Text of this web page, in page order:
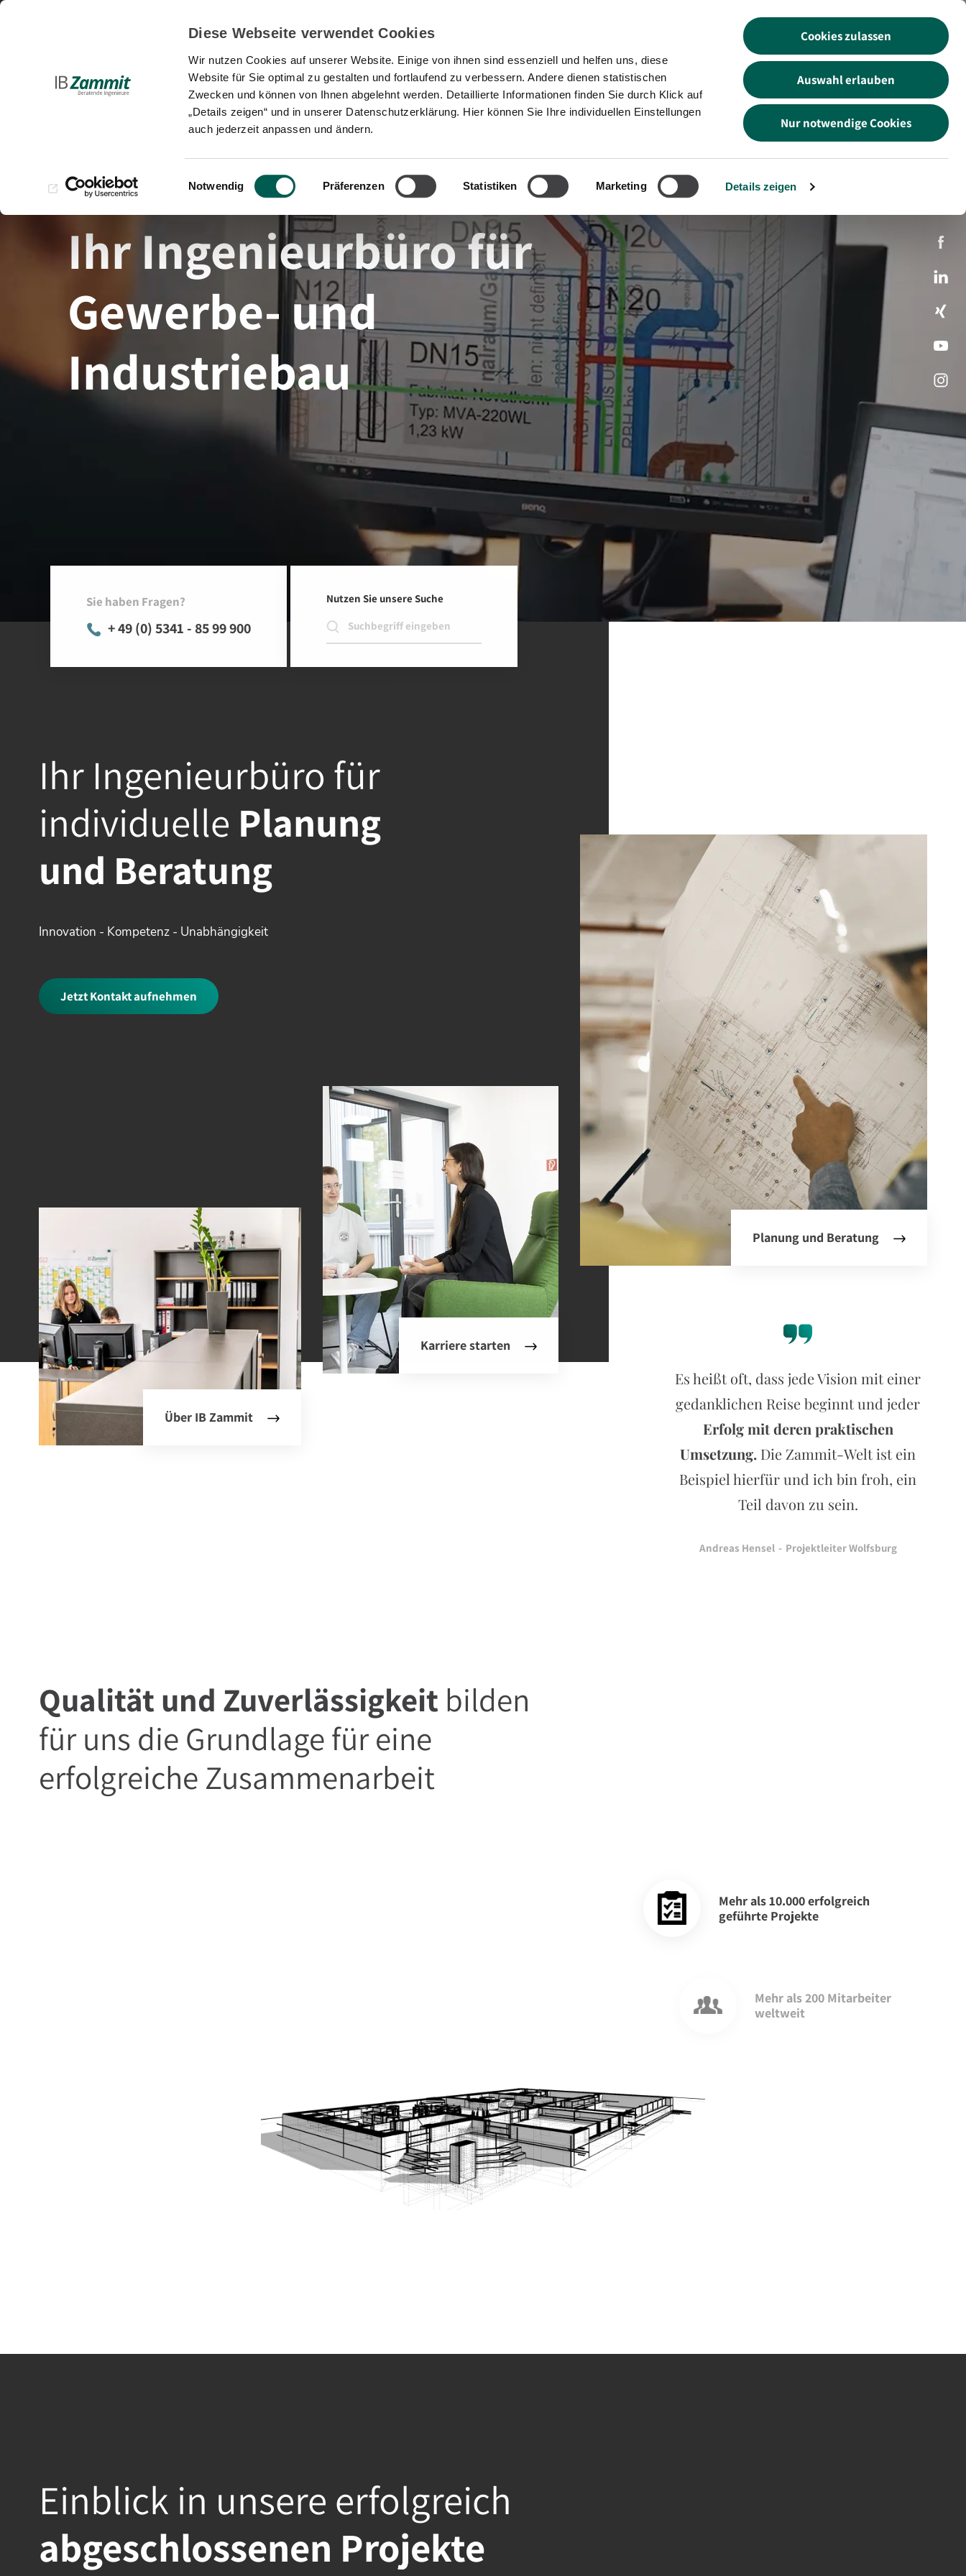
Diese Webseite verwendet Cookies
Wir nutzen Cookies auf unserer Website. Einige von ihnen sind essenziell und helfen uns, diese
Website für Sie optimal zu gestalten und fortlaufend zu verbessern. Andere dienen statistischen
Zwecken und können von Ihnen abgelehnt werden. Detaillierte Informationen finden Sie durch Klick auf
„Details zeigen“ und in unserer Datenschutzerklärung. Hier können Sie Ihre individuellen Einstellungen
auch jederzeit anpassen und ändern.
Einwilligungsauswahl
Notwendig Präferenzen Statistiken Marketing Details zeigen
Cookies zulassen
Auswahl erlauben
Nur notwendige Cookies
Planung und Beratung Projekte DE EN TR
Ihr Ingenieurbüro für
Gewerbe- und
Industriebau
Sie haben Fragen?
+ 49 (0) 5341 - 85 99 900
Nutzen Sie unsere Suche
Ihr Ingenieurbüro für
individuelle Planung
und Beratung
Innovation - Kompetenz - Unabhängigkeit
Jetzt Kontakt aufnehmen
Über IB Zammit
Karriere starten
Planung und Beratung
Es heißt oft, dass jede Vision mit einer
gedanklichen Reise beginnt und jeder
Erfolg mit deren praktischen
Umsetzung. Die Zammit-Welt ist ein
Beispiel hierfür und ich bin froh, ein
Teil davon zu sein.
Andreas Hensel - Projektleiter Wolfsburg
Qualität und Zuverlässigkeit bilden
für uns die Grundlage für eine
erfolgreiche Zusammenarbeit
Mehr als 10.000 erfolgreich
geführte Projekte
Mehr als 200 Mitarbeiter
weltweit
Einblick in unsere erfolgreich
abgeschlossenen Projekte